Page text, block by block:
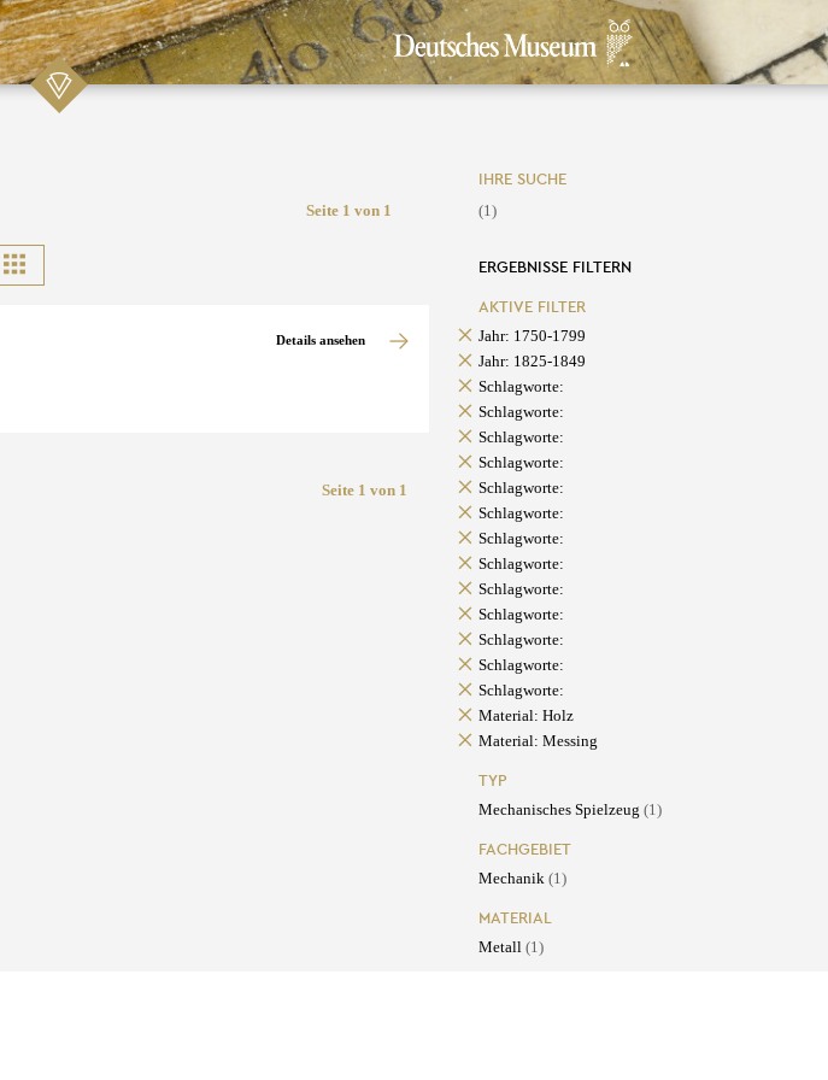
Seite 1 von 1
Details ansehen
Seite 1 von 1
IHRE SUCHE
(1)
ERGEBNISSE FILTERN
AKTIVE FILTER
Jahr: 1750-1799
Jahr: 1825-1849
Schlagworte:
Schlagworte:
Schlagworte:
Schlagworte:
Schlagworte:
Schlagworte:
Schlagworte:
Schlagworte:
Schlagworte:
Schlagworte:
Schlagworte:
Schlagworte:
Schlagworte:
Material: Holz
Material: Messing
TYP
Mechanisches Spielzeug (1)
FACHGEBIET
Mechanik (1)
MATERIAL
Metall (1)